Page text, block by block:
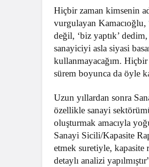
Hiçbir zaman kimsenin
vurgulayan Kamacıoğlu,
değil, ‘biz yaptık’
sanayiciyi asla siyasi
kullanmayacağım.
sürem boyunca da öyle
Uzun yıllardan sonra
özellikle sanayi
oluşturmak amacıyla
Sanayi Sicili/Kapasite
etmek suretiyle, kapasite
detaylı analizi